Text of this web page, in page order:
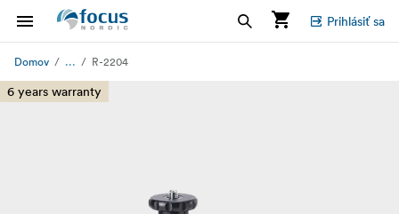
Prihlásiť sa
Domov ... R-2204
6 years warranty